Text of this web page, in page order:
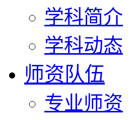
学科简介
学科动态
师资队伍
专业师资